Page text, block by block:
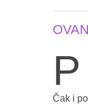
OVAN
P
Čak i